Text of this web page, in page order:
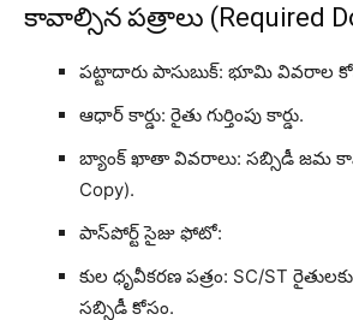
కావాల్సిన పత్రాలు (Required
పట్టాదారు పాసుబుక్: భూమి వివరాల
ఆధార్ కార్డు: రైతు గుర్తింపు కార్డు.
బ్యాంక్ ఖాతా వివరాలు: సబ్సిడీ జమ
Copy).
పాస్‌పోర్ట్ సైజు ఫోటో:
కుల ధృవీకరణ పత్రం: SC/ST
సబ్సిడీ కోసం.